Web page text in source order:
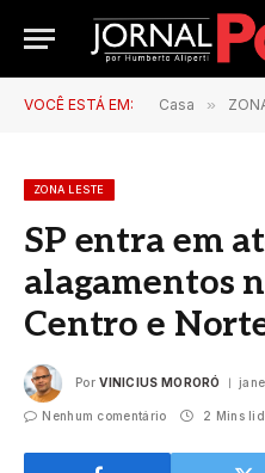
VOCÊ ESTÁ EM: Casa »
ZONA LESTE
SP entra em
alagamentos
Centro e
Por VINICIUS MORORÓ
Nenhum comentário 2 Mins